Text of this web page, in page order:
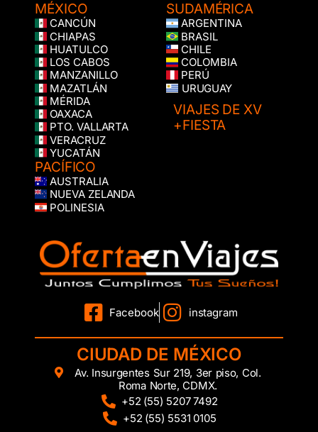
MÉXICO
CANCÚN
CHIAPAS
HUATULCO
LOS CABOS
MANZANILLO
MAZATLÁN
MÉRIDA
OAXACA
PTO. VALLARTA
VERACRUZ
YUCATÁN
PACÍFICO
AUSTRALIA
NUEVA ZELANDA
POLINESIA
SUDAMÉRICA
ARGENTINA
BRASIL
CHILE
COLOMBIA
PERÚ
URUGUAY
VIAJES DE XV
+FIESTA
Facebook instagram
CIUDAD DE MÉXICO
Av. Insurgentes Sur 219, 3er piso, Col.
Roma Norte, CDMX.
+52 (55) 5207 7492
+52 (55) 5531 0105